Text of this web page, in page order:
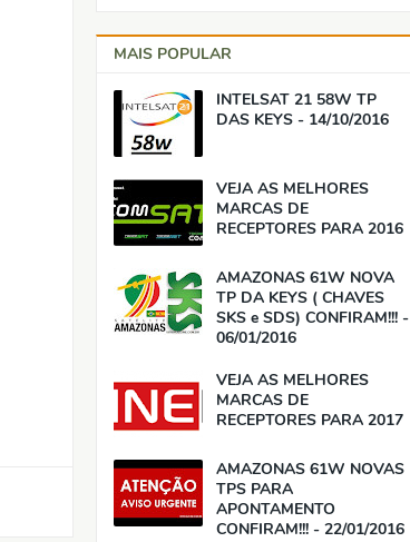
MAIS POPULAR
INTELSAT 21 58W TP
DAS KEYS - 14/10/2016
VEJA AS MELHORES
MARCAS DE
RECEPTORES PARA 2016
AMAZONAS 61W NOVA
TP DA KEYS ( CHAVES
SKS e SDS) CONFIRAM!!! -
06/01/2016
VEJA AS MELHORES
MARCAS DE
RECEPTORES PARA 2017
AMAZONAS 61W NOVAS
TPS PARA
APONTAMENTO
CONFIRAM!!! - 22/01/2016